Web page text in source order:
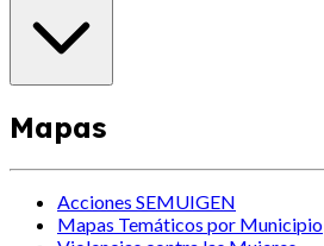
Mapas
Acciones SEMUIGEN
Mapas Temáticos por Municipio